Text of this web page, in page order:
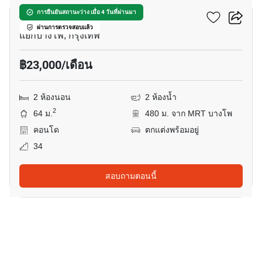
การยืนยันสถานะว่าง เมื่อ 4 วันที่ผ่านมา
ผ่านการตรวจสอบแล้ว
เดอะ ทรี อินเตอร์เชนจ์
แยกบางโพ, กรุงเทพ
฿23,000/เดือน
2 ห้องนอน
2 ห้องน้ำ
64 ม.2
480 ม. จาก MRT บางโพ
คอนโด
ตกแต่งพร้อมอยู่
34
สอบถามตอนนี้